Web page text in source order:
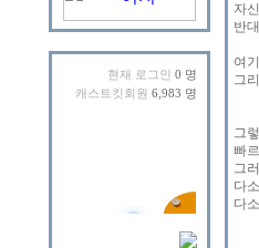
현재 로그인 0 명
캐스트킷회원 6,983 명
자
반
여
그
그
빠
그
다
다